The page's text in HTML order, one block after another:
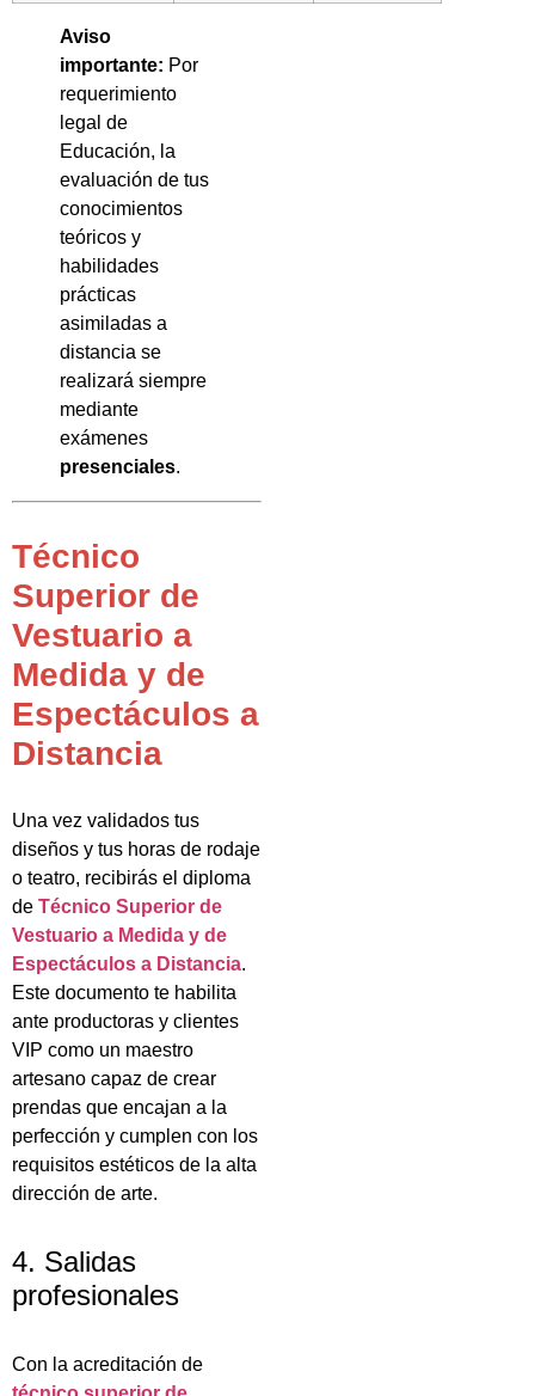
Aviso
importante: Por
requerimiento
legal de
Educación, la
evaluación de tus
conocimientos
teóricos y
habilidades
prácticas
asimiladas a
distancia se
realizará siempre
mediante
exámenes
presenciales.
Técnico
Superior de
Vestuario a
Medida y de
Espectáculos a
Distancia
Una vez validados tus
diseños y tus horas de rodaje
o teatro, recibirás el diploma
de Técnico Superior de
Vestuario a Medida y de
Espectáculos a Distancia.
Este documento te habilita
ante productoras y clientes
VIP como un maestro
artesano capaz de crear
prendas que encajan a la
perfección y cumplen con los
requisitos estéticos de la alta
dirección de arte.
4. Salidas
profesionales
Con la acreditación de